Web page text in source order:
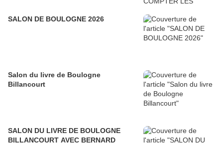
SALON DE BOULOGNE 2026
Salon du livre de Boulogne
Billancourt
SALON DU LIVRE DE BOULOGNE
BILLANCOURT AVEC BERNARD